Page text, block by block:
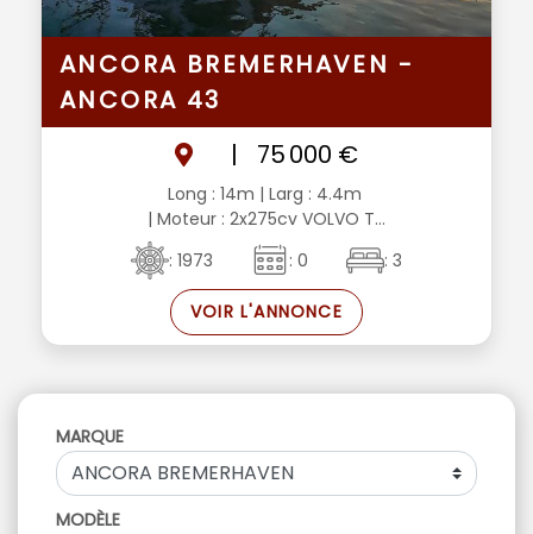
ANCORA BREMERHAVEN -
ANCORA 43
|
75 000 €
Long : 14m | Larg : 4.4m
| Moteur : 2x275cv VOLVO T...
: 1973
: 0 : 3
VOIR L'ANNONCE
MARQUE
MODÈLE